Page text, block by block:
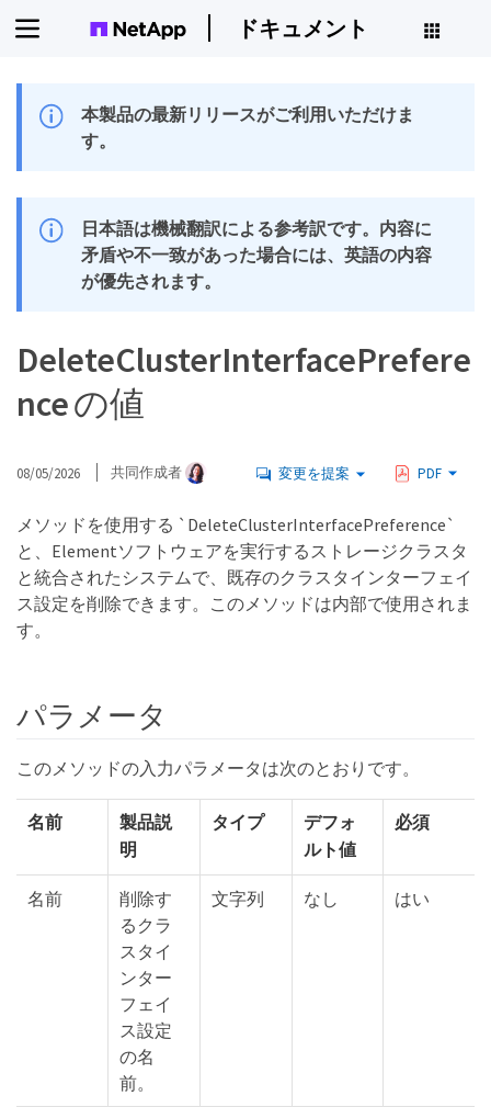
ドキュメント
本製品の最新リリースがご利用いただけま
す。
日本語は機械翻訳による参考訳です。内容に
矛盾や不一致があった場合には、英語の内容
が優先されます。
DeleteClusterInterfacePrefere
nce の値
08/05/2026 共同作成者 変更を提案 PDF
メソッドを使用する `DeleteClusterInterfacePreference`
と、Elementソフトウェアを実行するストレージクラスタ
と統合されたシステムで、既存のクラスタインターフェイ
ス設定を削除できます。このメソッドは内部で使用されま
す。
パラメータ
このメソッドの入力パラメータは次のとおりです。
名前
製品説
明
タイプ
デフォ
ルト値
必須
名前
削除す
るクラ
スタイ
ンター
フェイ
ス設定
の名
前。
文字列 なし はい